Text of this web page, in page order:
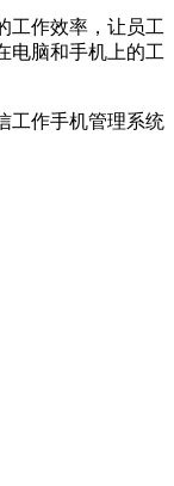
工作效率，让员工
电脑和手机上的工
工作手机管理系统